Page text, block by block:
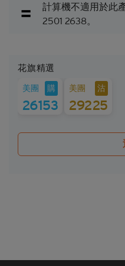
款及細則的前提下，當
在觀察期內達到贖回價/
現金付款（如屬R類牛熊
因此，有意投資的人士
品的性質及風險，如果
法律、稅務、會計、財
情況及財務狀況。對於
生的任何財務或其他方
任何受託責任或法律責
Citigroup的成員公司可
計算機不適用於此
2501 2638。
花旗精選
美團 購
26153
美團 沽
29225